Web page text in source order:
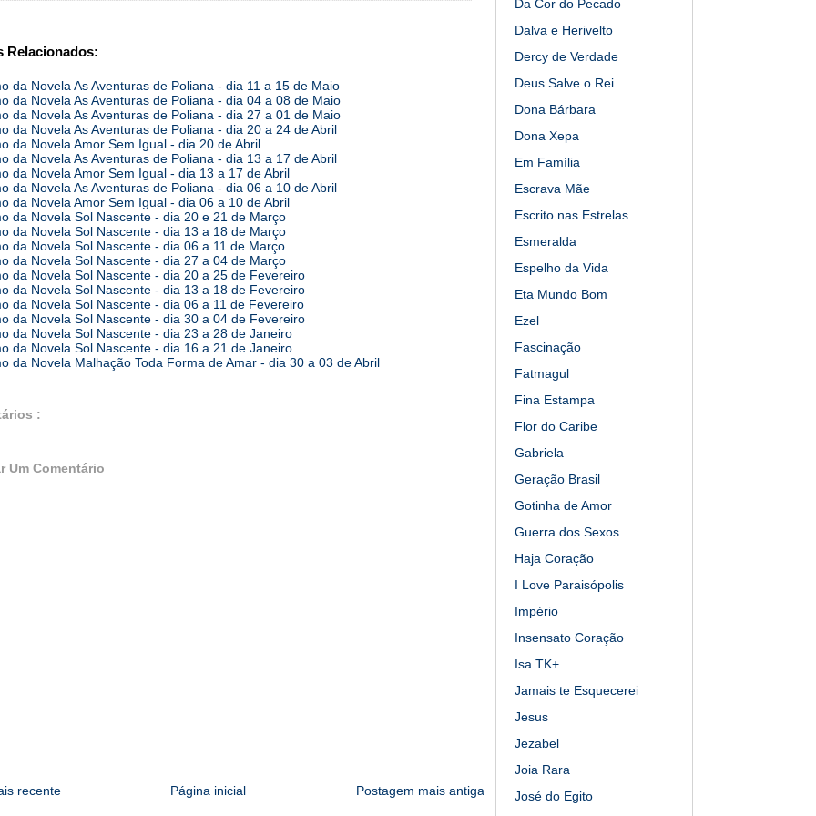
Relacionados:
da Novela As Aventuras de Poliana - dia 11 a 15 de Maio
da Novela As Aventuras de Poliana - dia 04 a 08 de Maio
da Novela As Aventuras de Poliana - dia 27 a 01 de Maio
da Novela As Aventuras de Poliana - dia 20 a 24 de Abril
da Novela Amor Sem Igual - dia 20 de Abril
da Novela As Aventuras de Poliana - dia 13 a 17 de Abril
da Novela Amor Sem Igual - dia 13 a 17 de Abril
da Novela As Aventuras de Poliana - dia 06 a 10 de Abril
da Novela Amor Sem Igual - dia 06 a 10 de Abril
da Novela Sol Nascente - dia 20 e 21 de Março
da Novela Sol Nascente - dia 13 a 18 de Março
da Novela Sol Nascente - dia 06 a 11 de Março
da Novela Sol Nascente - dia 27 a 04 de Março
da Novela Sol Nascente - dia 20 a 25 de Fevereiro
da Novela Sol Nascente - dia 13 a 18 de Fevereiro
da Novela Sol Nascente - dia 06 a 11 de Fevereiro
da Novela Sol Nascente - dia 30 a 04 de Fevereiro
da Novela Sol Nascente - dia 23 a 28 de Janeiro
da Novela Sol Nascente - dia 16 a 21 de Janeiro
da Novela Malhação Toda Forma de Amar - dia 30 a 03 de Abril
:
Um Comentário
recente Postagem mais antiga
Página inicial
Da Cor do Pecado
Dalva e Herivelto
Dercy de Verdade
Deus Salve o Rei
Dona Bárbara
Dona Xepa
Em Família
Escrava Mãe
Escrito nas Estrelas
Esmeralda
Espelho da Vida
Eta Mundo Bom
Ezel
Fascinação
Fatmagul
Fina Estampa
Flor do Caribe
Gabriela
Geração Brasil
Gotinha de Amor
Guerra dos Sexos
Haja Coração
I Love Paraisópolis
Império
Insensato Coração
Isa TK+
Jamais te Esquecerei
Jesus
Jezabel
Joia Rara
José do Egito